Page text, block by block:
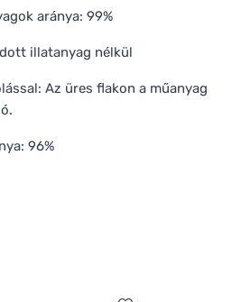
aránya: 99%
illatanyag nélkül
Az üres flakon a műanyag
96%